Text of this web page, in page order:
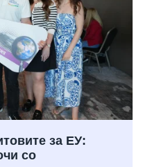
за ЕУ:
со